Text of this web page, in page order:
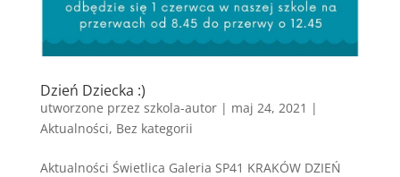
Dzień Dziecka :)
utworzone przez szkola-autor| maj 24, 2021 |
Aktualności, Bez kategorii
Aktualności Świetlica Galeria SP41 KRAKÓW DZIEŃ